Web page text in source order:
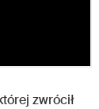
zwrócił